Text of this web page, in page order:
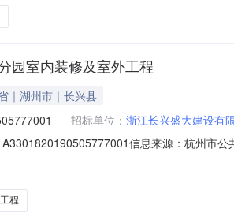
园室内装修及室外工程
｜湖州市｜长兴县
招标单位： 浙江长兴盛大建设有
信息来源：杭州市
时间：2023/03/28；投标人名称：杭州广润
程